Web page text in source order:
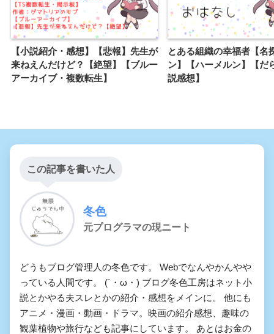
【小説紹介・感想】【悲報】先生が
来ねえんだけど？【絶望】【ブルー
アーカイブ・複数転生】
とある組織の幸福者【名
ン】【ハーメルン】【だ
説感想】
この記事を書いた人
冬色
元プログラマの現ニート
どうもブログ管理人の冬色です。 Webでなんやかんやや
っている人間です。 (´・ω・) ブログ冬色工房はネット小
説とかやる夫スレとかの紹介・感想をメインに。 他にも
アニメ・漫画・動画・ドラマ。映画の紹介感想、趣味の
観葉植物や旅行なども記事にしています。 あとはお金の